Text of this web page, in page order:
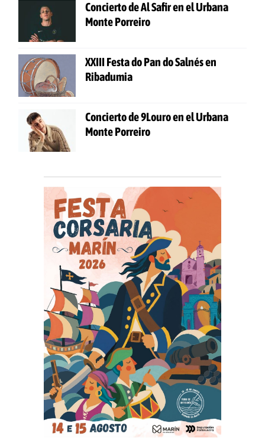
Concierto de Al Safir en el Urbana
Monte Porreiro
XXIII Festa do Pan do Salnés en
Ribadumia
Concierto de 9Louro en el Urbana
Monte Porreiro